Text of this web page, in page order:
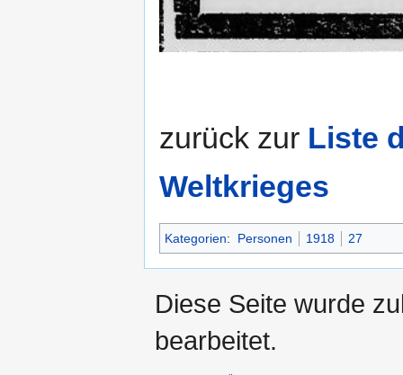
zurück zur Liste
Weltkrieges
Kategorien: Personen 1918 27
Diese Seite wurde
bearbeitet.